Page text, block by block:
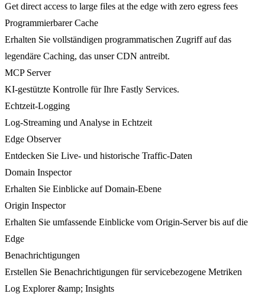
Get direct access to large files at the edge with zero egress fees
Programmierbarer Cache
Erhalten Sie vollständigen programmatischen Zugriff auf das
legendäre Caching, das unser CDN antreibt.
MCP Server
KI-gestützte Kontrolle für Ihre Fastly Services.
Echtzeit-Logging
Log-Streaming und Analyse in Echtzeit
Edge Observer
Entdecken Sie Live- und historische Traffic-Daten
Domain Inspector
Erhalten Sie Einblicke auf Domain-Ebene
Origin Inspector
Erhalten Sie umfassende Einblicke vom Origin-Server bis auf die
Edge
Benachrichtigungen
Erstellen Sie Benachrichtigungen für servicebezogene Metriken
Log Explorer &amp; Insights